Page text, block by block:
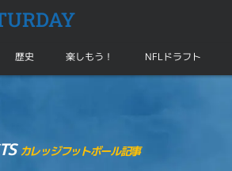
歴史 楽しもう！ NFLドラフト
カレッジフットボール記事